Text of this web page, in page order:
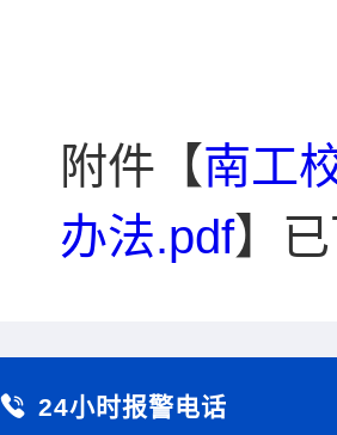
附件【南工
办法.pdf】
24小时报警电话